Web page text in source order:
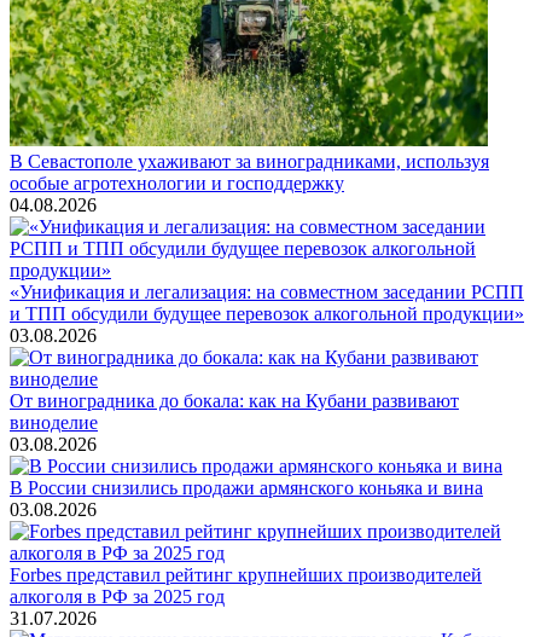
В Севастополе ухаживают за виноградниками, используя
особые агротехнологии и господдержку
04.08.2026
«Унификация и легализация: на совместном заседании РСПП
и ТПП обсудили будущее перевозок алкогольной продукции»
03.08.2026
От виноградника до бокала: как на Кубани развивают
виноделие
03.08.2026
В России снизились продажи армянского коньяка и вина
03.08.2026
Forbes представил рейтинг крупнейших производителей
алкоголя в РФ за 2025 год
31.07.2026